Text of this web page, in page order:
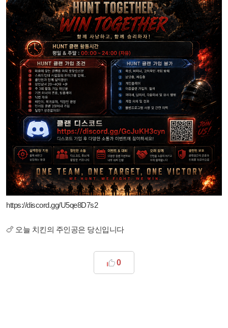
https://discord.gg/U5qe8D7s2
🍗 오늘 치킨의 주인공은 당신입니다
0